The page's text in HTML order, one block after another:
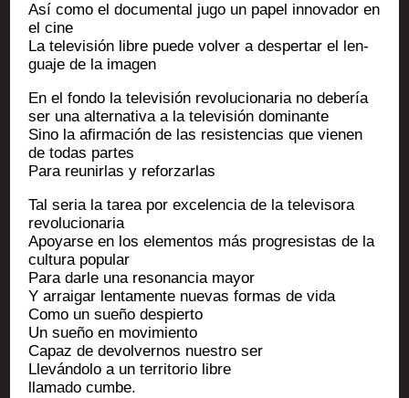
Así como el docu­men­tal jugo un papel inno­va­dor en
el cine
La tele­vi­sión libre puede vol­ver a des­per­tar el len­
guaje de la imagen
En el fon­do la tele­vi­sión revo­lu­cio­na­ria no debería
ser una alter­na­ti­va a la tele­vi­sión dominante
Sino la afir­ma­ción de las resis­ten­cias que vie­nen
de todas partes
Para reu­nir­las y reforzarlas
Tal seria la tarea por exce­len­cia de la tele­vi­so­ra
revolucionaria
Apoyarse en los ele­men­tos más pro­gre­sis­tas de la
cultu­ra popular
Para darle una reso­nan­cia mayor
Y arrai­gar len­ta­mente nue­vas for­mas de vida
Como un sueño despierto
Un sueño en movimiento
Capaz de devol­ver­nos nues­tro ser
Lleván­do­lo a un ter­ri­to­rio libre
lla­ma­do cumbe.